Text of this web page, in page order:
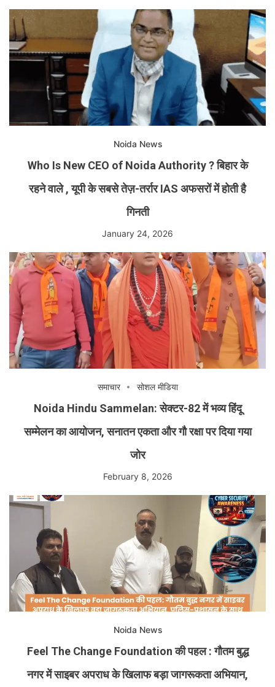
Noida News
Who Is New CEO of Noida Authority ? बिहार के
रहने वाले , यूपी के सबसे तेज़-तर्रार IAS अफसरों में होती है
गिनती
January 24, 2026
समाचार सोशल मीडिया
Noida Hindu Sammelan: सेक्टर-82 में भव्य हिंदू
सम्मेलन का आयोजन, सनातन एकता और गौ रक्षा पर दिया गया
जोर
February 8, 2026
Noida News
Feel The Change Foundation की पहल : गौतम बुद्ध
नगर में साइबर अपराध के खिलाफ बड़ा जागरूकता अभियान,